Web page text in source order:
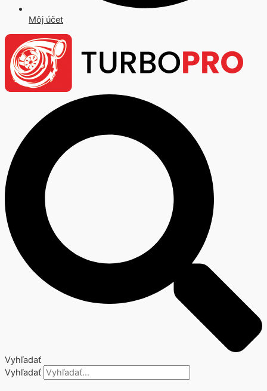
Môj účet
Vyhľadať
Vyhľadať